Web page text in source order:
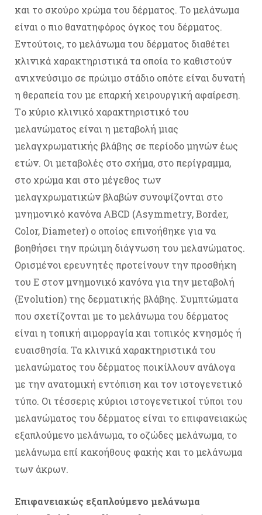
και το σκούρο χρώμα του δέρματος. Το μελάνωμα
είναι ο πιο θανατηφόρος όγκος του δέρματος.
Εντούτοις, το μελάνωμα του δέρματος διαθέτει
κλινικά χαρακτηριστικά τα οποία το καθιστούν
ανιχνεύσιμο σε πρώιμο στάδιο οπότε είναι δυνατή
η θεραπεία του με επαρκή χειρουργική αφαίρεση.
Tο κύριο κλινικό χαρακτηριστικό του
μελανώματος είναι η μεταβολή μιας
μελαγχρωματικής βλάβης σε περίοδο μηνών έως
ετών. Οι μεταβολές στο σχήμα, στο περίγραμμα,
στο χρώμα και στο μέγεθος των
μελαγχρωματικών βλαβών συνοψίζονται στο
μνημονικό κανόνα ABCD (Asymmetry, Border,
Color, Diameter) o οποίος επινοήθηκε για να
βοηθήσει την πρώιμη διάγνωση του μελανώματος.
Ορισμένοι ερευνητές προτείνουν την προσθήκη
του Ε στον μνημονικό κανόνα για την μεταβολή
(Evolution) της δερματικής βλάβης. Συμπτώματα
που σχετίζονται με το μελάνωμα του δέρματος
είναι η τοπική αιμορραγία και τοπικός κνησμός ή
ευαισθησία. Τα κλινικά χαρακτηριστικά του
μελανώματος του δέρματος ποικίλλουν ανάλογα
με την ανατομική εντόπιση και τον ιστογενετικό
τύπο. Οι τέσσερις κύριοι ιστογενετικοί τύποι του
μελανώματος του δέρματος είναι το επιφανειακώς
εξαπλούμενο μελάνωμα, το οζώδες μελάνωμα, το
μελάνωμα επί κακοήθους φακής και το μελάνωμα
των άκρων.
Επιφανειακώς εξαπλούμενο μελάνωμα